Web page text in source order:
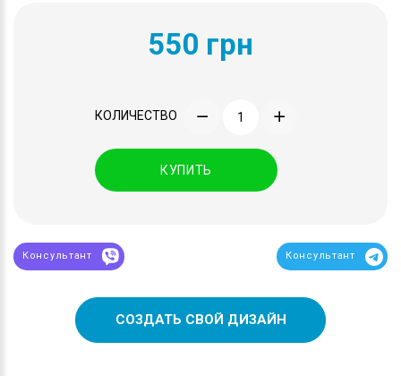
550 грн
КОЛИЧЕСТВО
КУПИТЬ
Консультант Консультант
СОЗДАТЬ СВОЙ ДИЗАЙН